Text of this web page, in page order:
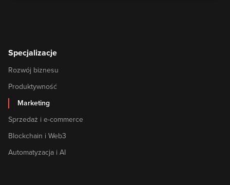
Specjalizacje
Rozwój biznesu
Produktywność
Marketing
Sprzedaż i e-commerce
Blockchain i Web3
Automatyzacja i AI